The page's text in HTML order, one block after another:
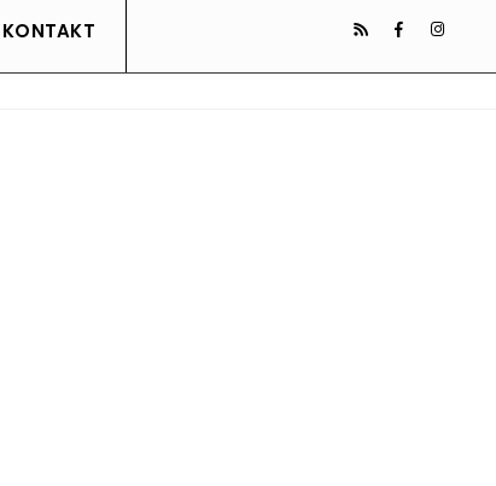
KONTAKT